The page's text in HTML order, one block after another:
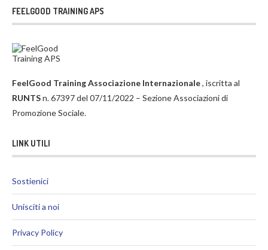
FEELGOOD TRAINING APS
FeelGood Training Associazione Internazionale, iscritta al
RUNTSn. 67397 del 07/11/2022 – Sezione Associazioni di
Promozione Sociale.
LINK UTILI
Sostienici
Unisciti a noi
Privacy Policy